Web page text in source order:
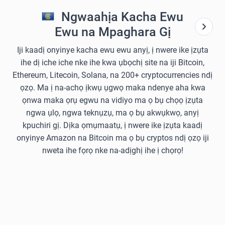
Ngwaahịa Kacha Ewu
Ewu na Mpaghara Gị
Iji kaadị onyinye kacha ewu ewu anyị, ị nwere ike ịzụta
ihe dị iche iche nke ihe kwa ụbọchị site na iji Bitcoin,
Ethereum, Litecoin, Solana, na 200+ cryptocurrencies ndị
ọzọ. Ma ị na-achọ ịkwụ ụgwọ maka ndenye aha kwa
ọnwa maka ọrụ egwu na vidiyo ma ọ bụ chọọ ịzụta
ngwa ụlọ, ngwa teknụzụ, ma ọ bụ akwụkwọ, anyị
kpuchiri gị. Dịka ọmụmaatụ, ị nwere ike ịzụta kaadị
onyinye Amazon na Bitcoin ma ọ bụ cryptos ndị ọzọ iji
nweta ihe fọrọ nke na-adịghị ihe ị chọrọ!